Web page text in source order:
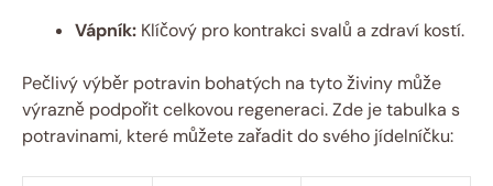
Vápník: Klíčový pro kontrakci svalů a zdraví kostí.
Pečlivý výběr potravin bohatých na tyto živiny může
výrazně podpořit celkovou regeneraci. Zde je tabulka s
potravinami, které můžete zařadit do svého jídelníčku: